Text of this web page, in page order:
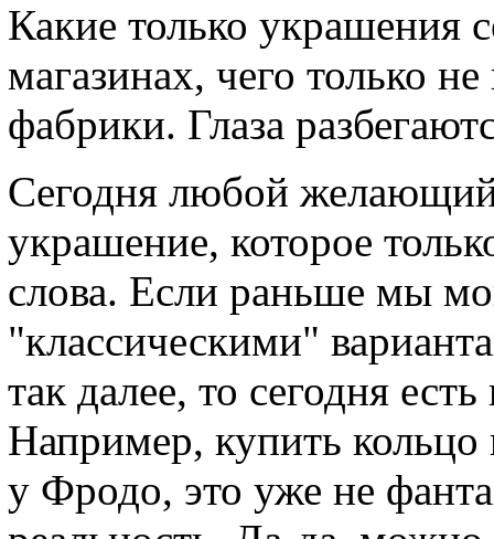
Какие только украшения
магазинах, чего только
фабрики. Глаза
Сегодня любой желающий
украшение, которое
слова. Если раньше мы
"классическими"
так далее, то сегодня
Например, купить кольцо
у Фродо, это уже не